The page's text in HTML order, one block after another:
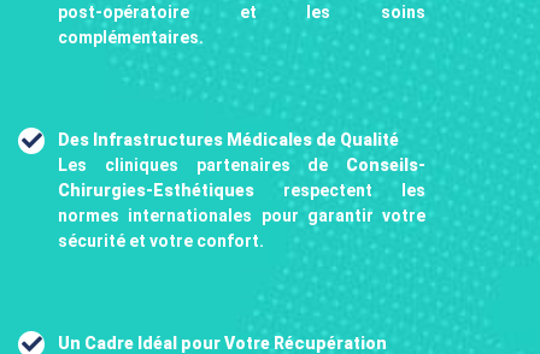
post-opératoire et les soins
complémentaires.
Des Infrastructures Médicales de Qualité
Les cliniques partenaires de Conseils-
Chirurgies-Esthétiques respectent les
normes internationales pour garantir votre
sécurité et votre confort.
Un Cadre Idéal pour Votre Récupération